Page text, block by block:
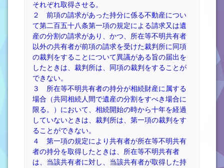
それぞれ取得させる。
２ 前項の請求があった持分に係る不動産につい
て第二百五十八条第一項の規定による請求又は遺
産の分割の請求があり、かつ、所在等不明共有者
以外の共有者が前項の請求を受けた裁判所に同項
の裁判をすることについて異議がある旨の届出を
したときは、裁判所は、同項の裁判をすることが
できない。
３ 所在等不明共有者の持分が相続財産に属する
場合（共同相続人間で遺産の分割をすべき場合に
限る。）において、相続開始の時から十年を経過
していないときは、裁判所は、第一項の裁判をす
ることができない。
４ 第一項の規定により共有者が所在等不明共有
者の持分を取得したときは、所在等不明共有者
は、当該共有者に対し、当該共有者が取得した持